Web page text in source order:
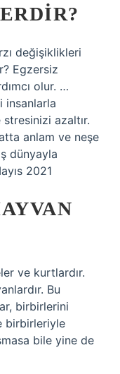
değişiklikleri
Egzersiz
olur. …
insanlarla
stresinizi azaltır.
anlam ve neşe
dünyayla
2021
ve kurtlardır.
Bu
birbirlerini
birbirleriyle
bile yine de